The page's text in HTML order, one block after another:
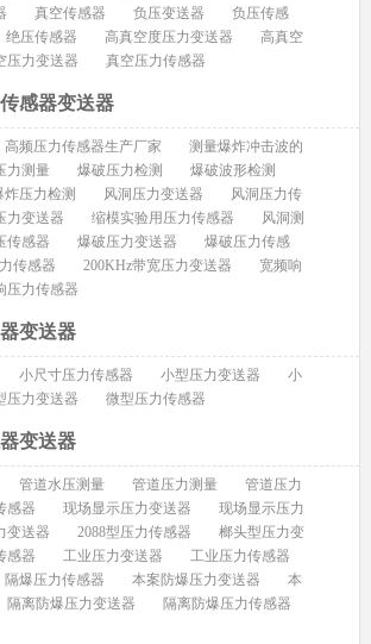
真空传感器 负压变送器
负压传感
绝压传感器 高真空度压力变送器
高真空
压力变送器 真空压力传感器
感器变送器
高频压力传感器生产厂家
测量爆炸冲击波的
力测量 爆破压力检测
爆破波形检测
炸压力检测 风洞压力变送器
风洞压力传
力变送器 缩模实验用压力传感器
风洞测
传感器 爆破压力变送器
爆破压力传感
传感器 200KHz带宽压力变送器
宽频响
压力传感器
变送器
小尺寸压力传感器 小型压力变送器
小
压力变送器 微型压力传感器
变送器
管道水压测量 管道压力测量
管道压力
感器 现场显示压力变送器
现场显示压力
变送器 2088型压力传感器
榔头型压力变
感器 工业压力变送器
工业压力传感器
隔爆压力传感器 本案防爆压力变送器
本
隔离防爆压力变送器
隔离防爆压力传感器